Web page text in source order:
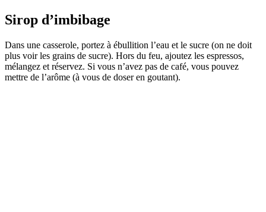
Sirop d’imbibage
Dans une casserole, portez à ébullition l’eau et le sucre (on ne doit
plus voir les grains de sucre). Hors du feu, ajoutez les espressos,
mélangez et réservez. Si vous n’avez pas de café, vous pouvez
mettre de l’arôme (à vous de doser en goutant).